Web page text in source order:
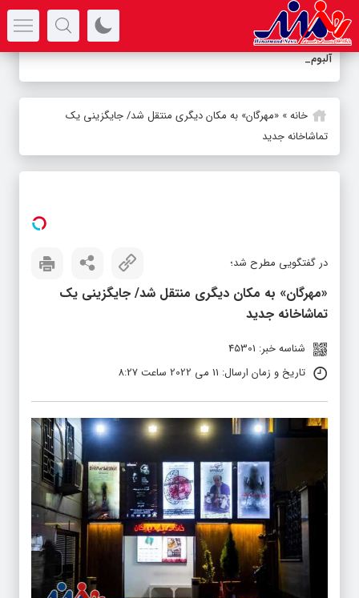
آلبوم «آسیم_
خانه» «مهرگان» به مکان دیگری منتقل شد/ جایگزینی یک
تماشاخانه جدید
در گفتگویی مطرح شد؛
«مهرگان» به مکان دیگری منتقل شد/ جایگزینی یک
تماشاخانه جدید
شناسه خبر: 45301
تاریخ و زمان ارسال: 11 می 2022 ساعت 8:27